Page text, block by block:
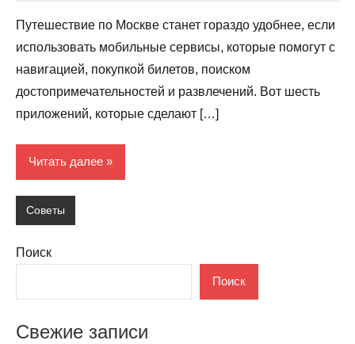
Путешествие по Москве станет гораздо удобнее, если
использовать мобильные сервисы, которые помогут с
навигацией, покупкой билетов, поиском
достопримечательностей и развлечений. Вот шесть
приложений, которые сделают […]
Читать далее
Советы
Поиск
Поиск
Свежие записи